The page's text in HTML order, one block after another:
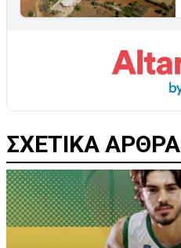
ΣΧΕΤΙΚΑ ΑΡΘΡΑ